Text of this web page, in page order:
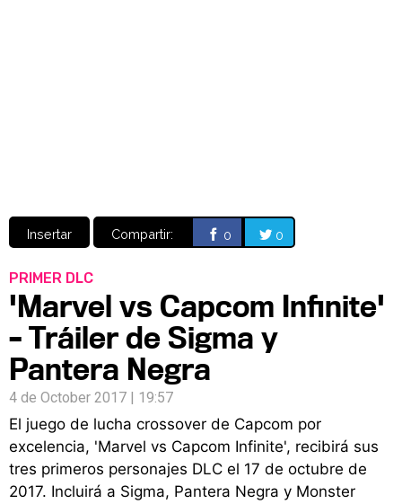
Insertar Compartir: 0 0
PRIMER DLC
'Marvel vs Capcom Infinite'
– Tráiler de Sigma y
Pantera Negra
4 de October 2017 | 19:57
El juego de lucha crossover de Capcom por
excelencia, 'Marvel vs Capcom Infinite', recibirá sus
tres primeros personajes DLC el 17 de octubre de
2017. Incluirá a Sigma, Pantera Negra y Monster